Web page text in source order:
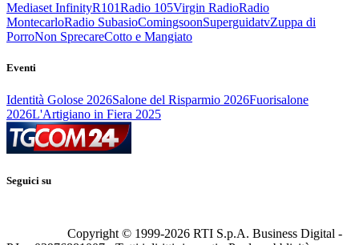
Mediaset InfinityR101Radio 105Virgin RadioRadio
MontecarloRadio SubasioComingsoonSuperguidatvZuppa di
PorroNon SprecareCotto e Mangiato
Eventi
Identità Golose 2026Salone del Risparmio 2026Fuorisalone
2026L'Artigiano in Fiera 2025
Seguici su
Copyright © 1999-2026 RTI S.p.A. Business Digital -